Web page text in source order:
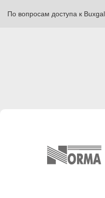
По вопросам доступа к